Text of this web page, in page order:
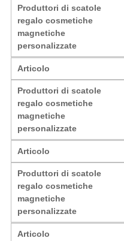
Produttori di scatole
regalo cosmetiche
magnetiche
personalizzate
Articolo
Produttori di scatole
regalo cosmetiche
magnetiche
personalizzate
Articolo
Produttori di scatole
regalo cosmetiche
magnetiche
personalizzate
Articolo